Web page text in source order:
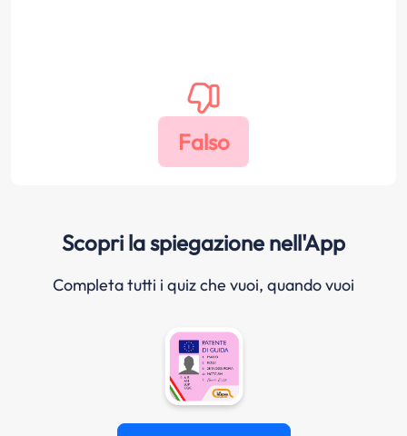
Scopri la spiegazione nell'App
Completa tutti i quiz che vuoi, quando vuoi